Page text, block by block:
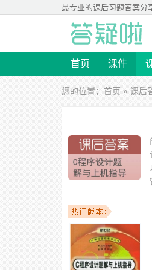
最专业的课后习题答案分
首页 课件
您的位置： 首页 » 课后
以下学校的同学下载过
院、燕山大学、延边大